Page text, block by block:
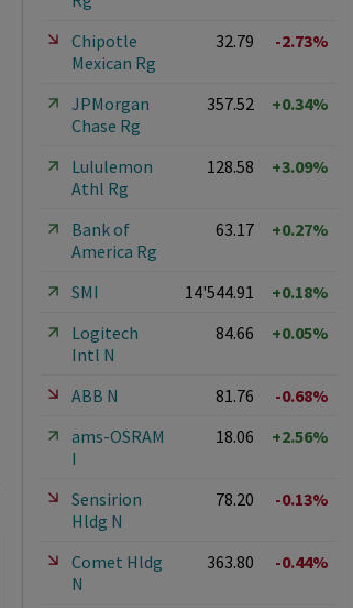
Chipotle
Mexican Rg
32.79 -2.73%
JPMorgan
Chase Rg
357.52 +0.34%
Lululemon
Athl Rg
128.58 +3.09%
Bank of
America Rg
63.17 +0.27%
SMI 14'544.91
+0.18%
Logitech
Intl N
84.66 +0.05%
ABB N 81.76
-0.68%
ams-OSRAM
I
18.06 +2.56%
Sensirion
Hldg N
78.20 -0.13%
Comet Hldg
N
363.80 -0.44%